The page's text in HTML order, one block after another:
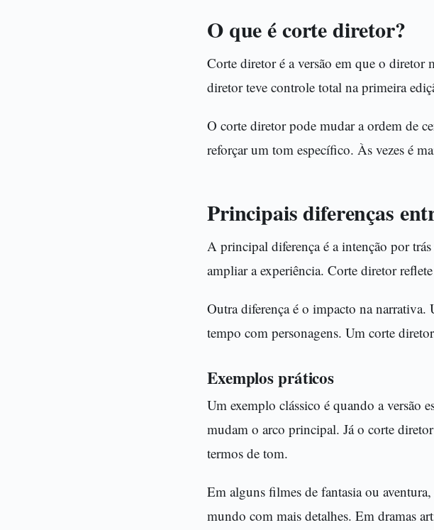
O que é corte diretor?
Corte diretor é a versão em que o diretor
diretor teve controle total na primeira
O corte diretor pode mudar a ordem de
reforçar um tom específico. Às vezes é
Principais diferenças
A principal diferença é a intenção por
ampliar a experiência. Corte diretor
Outra diferença é o impacto na narrativa.
tempo com personagens. Um corte
Exemplos práticos
Um exemplo clássico é quando a versão
mudam o arco principal. Já o corte
termos de tom.
Em alguns filmes de fantasia ou
mundo com mais detalhes. Em dramas